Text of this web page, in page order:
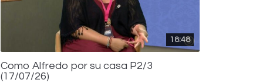
18:48
Como Alfredo por su casa P2/3
(17/07/26)